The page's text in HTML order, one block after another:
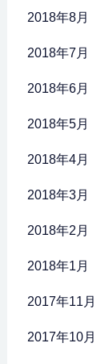
2018年8月
2018年7月
2018年6月
2018年5月
2018年4月
2018年3月
2018年2月
2018年1月
2017年11月
2017年10月